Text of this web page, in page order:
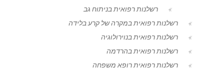
רשלנות רפואית בניתוח גב
רשלנות רפואית במקרה של קרע בלידה
רשלנות רפואית בנוירולוגיה
רשלנות רפואית בהרדמה
רשלנות רפואית רופא משפחה